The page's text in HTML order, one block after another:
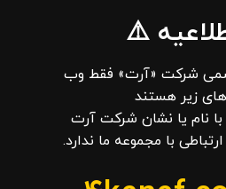
⚠️
شرکت «آرت» فقط وب‌
زیر هستند
نام یا نشان شرکت آرت
با مجموعه ما ندارد.